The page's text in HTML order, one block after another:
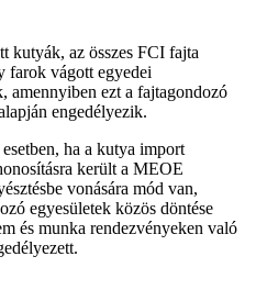
kutyák, az összes FCI fajta
farok vágott egyedei
amennyiben ezt a fajtagondozó
engedélyezik.
ha a kutya import
került a MEOE
vonására mód van,
egyesületek közös döntése
és munka rendezvényeken való